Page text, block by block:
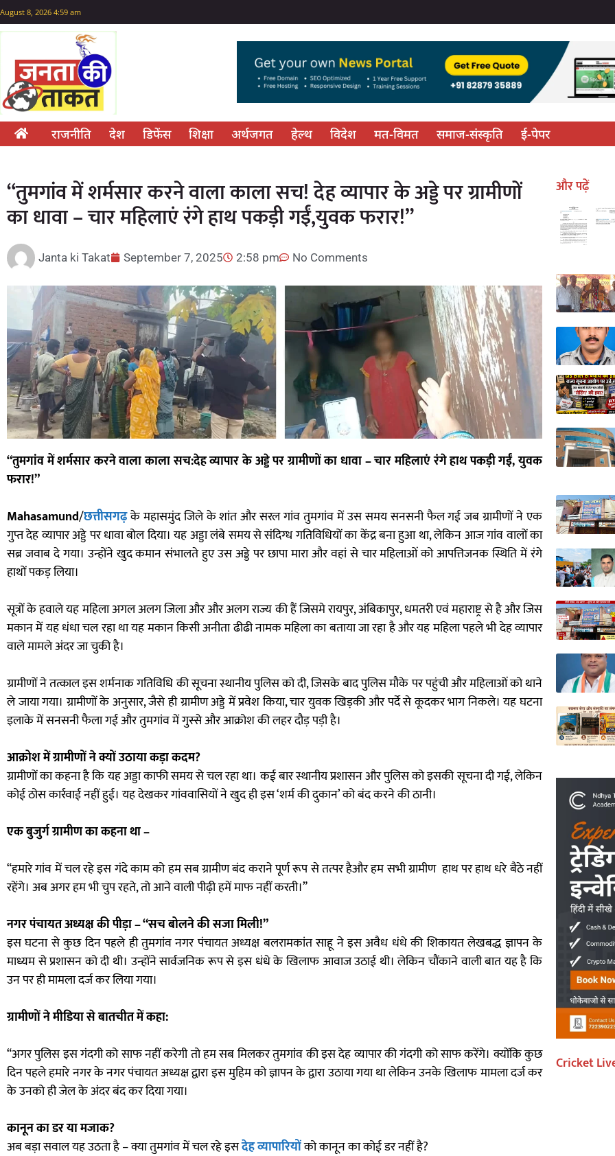
August 8, 2026 4:59 am
राजनीति देश डिफेंस शिक्षा अर्थजगत हेल्थ विदेश मत-विमत समाज-संस्कृति ई-पेपर
“तुमगांव में शर्मसार करने वाला काला सच! देह व्यापार के अड्डे पर ग्रामीणों
का धावा – चार महिलाएं रंगे हाथ पकड़ी गईं,युवक फरार!”
Janta ki Takat September 7, 2025 2:58 pm No Comments
“तुमगांव में शर्मसार करने वाला काला सच:देह व्यापार के अड्डे पर ग्रामीणों का धावा – चार महिलाएं रंगे हाथ पकड़ी गईं, युवक
फरार!”
Mahasamund/छत्तीसगढ़के महासमुंद जिले के शांत और सरल गांव तुमगांव में उस समय सनसनी फैल गई जब ग्रामीणों ने एक
गुप्त देह व्यापार अड्डे पर धावा बोल दिया। यह अड्डा लंबे समय से संदिग्ध गतिविधियों का केंद्र बना हुआ था, लेकिन आज गांव वालों का
सब्र जवाब दे गया। उन्होंने खुद कमान संभालते हुए उस अड्डे पर छापा मारा और वहां से चार महिलाओं को आपत्तिजनक स्थिति में रंगे
हाथों पकड़ लिया।
सूत्रों के हवाले यह महिला अगल अलग जिला और और अलग राज्य की हैं जिसमे रायपुर, अंबिकापुर, धमतरी एवं महाराष्ट्र से है और जिस
मकान में यह धंधा चल रहा था यह मकान किसी अनीता ढीढी नामक महिला का बताया जा रहा है और यह महिला पहले भी देह व्यापार
वाले मामले अंदर जा चुकी है।
ग्रामीणों ने तत्काल इस शर्मनाक गतिविधि की सूचना स्थानीय पुलिस को दी, जिसके बाद पुलिस मौके पर पहुंची और महिलाओं को थाने
ले जाया गया। ग्रामीणों के अनुसार, जैसे ही ग्रामीण अड्डे में प्रवेश किया, चार युवक खिड़की और पर्दे से कूदकर भाग निकले। यह घटना
इलाके में सनसनी फैला गई और तुमगांव में गुस्से और आक्रोश की लहर दौड़ पड़ी है।
आक्रोश में ग्रामीणों ने क्यों उठाया कड़ा कदम?
ग्रामीणों का कहना है कि यह अड्डा काफी समय से चल रहा था। कई बार स्थानीय प्रशासन और पुलिस को इसकी सूचना दी गई, लेकिन
कोई ठोस कार्रवाई नहीं हुई। यह देखकर गांववासियों ने खुद ही इस ‘शर्म की दुकान’ को बंद करने की ठानी।
एक बुजुर्ग ग्रामीण का कहना था –
“हमारे गांव में चल रहे इस गंदे काम को हम सब ग्रामीण बंद कराने पूर्ण रूप से तत्पर हैऔर हम सभी ग्रामीण हाथ पर हाथ धरे बैठे नहीं
रहेंगे। अब अगर हम भी चुप रहते, तो आने वाली पीढ़ी हमें माफ नहीं करती।”
नगर पंचायत अध्यक्ष की पीड़ा – “सच बोलने की सजा मिली!”
इस घटना से कुछ दिन पहले ही तुमगांव नगर पंचायत अध्यक्ष बलरामकांत साहू ने इस अवैध धंधे की शिकायत लेखबद्ध ज्ञापन के
माध्यम से प्रशासन को दी थी। उन्होंने सार्वजनिक रूप से इस धंधे के खिलाफ आवाज उठाई थी। लेकिन चौंकाने वाली बात यह है कि
उन पर ही मामला दर्ज कर लिया गया।
ग्रामीणों ने मीडिया से बातचीत में कहा:
“अगर पुलिस इस गंदगी को साफ नहीं करेगी तो हम सब मिलकर तुमगांव की इस देह व्यापार की गंदगी को साफ करेंगे। क्योंकि कुछ
दिन पहले हमारे नगर के नगर पंचायत अध्यक्ष द्वारा इस मुहिम को ज्ञापन के द्वारा उठाया गया था लेकिन उनके खिलाफ मामला दर्ज कर
के उनको ही जेल के अंदर बंद कर दिया गया।
कानून का डर या मजाक?
अब बड़ा सवाल यह उठता है – क्या तुमगांव में चल रहे इसदेह व्यापारियोंको कानून का कोई डर नहीं है?
और पढ़ें
Cricket